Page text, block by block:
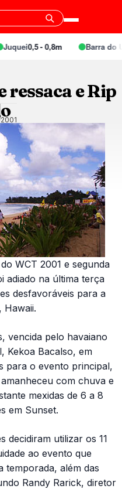
0,5 - 0,8m Barra do
ressaca e Rip
WCT 2001 e segunda
adiado na última terça
desfavoráveis para a
Hawaii.
vencida pelo havaiano
Kekoa Bacalso, em
para o evento principal,
com chuva e
mexidas de 6 a 8
em Sunset.
decidiram utilizar os 11
ao evento que
temporada, além das
Randy Rarick, diretor